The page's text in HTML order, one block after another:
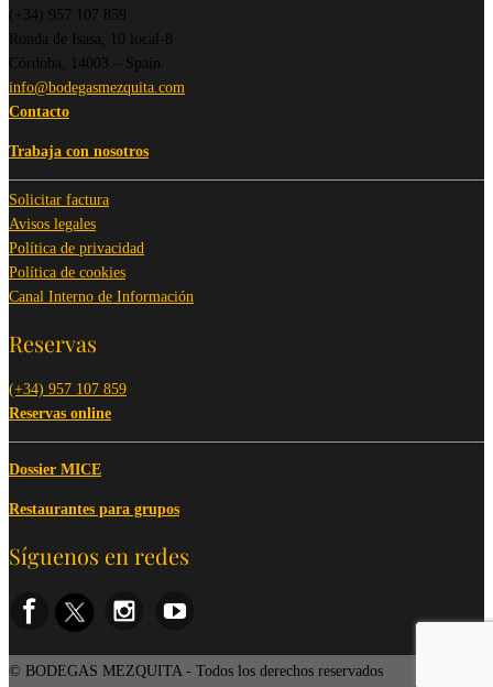
(+34) 957 107 859
Ronda de Isasa, 10 local-8
Córdoba, 14003 – Spain
info@bodegasmezquita.com
Contacto
Trabaja con nosotros
Solicitar factura
Avisos legales
Política de privacidad
Política de cookies
Canal Interno de Información
Reservas
(+34) 957 107 859
Reservas online
Dossier MICE
Restaurantes para grupos
Síguenos en redes
© BODEGAS MEZQUITA - Todos los derechos reservados